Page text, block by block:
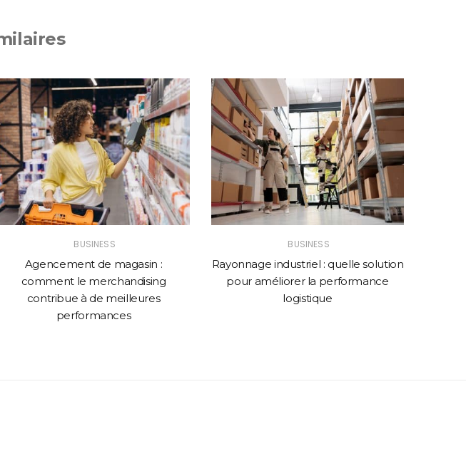
BUSINESS
Agencement de magasin :
comment le merchandising
contribue à de meilleures
performances
BUSINESS
Rayonnage industriel : quelle solution
pour améliorer la performance
logistique